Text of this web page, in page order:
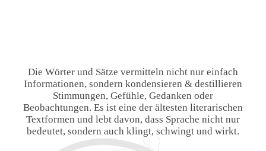
Die Wörter und Sätze vermitteln nicht nur einfach
Informationen, sondern kondensieren & destillieren
Stimmungen, Gefühle, Gedanken oder
Beobachtungen. Es ist eine der ältesten literarischen
Textformen und lebt davon, dass Sprache nicht nur
bedeutet, sondern auch klingt, schwingt und wirkt.